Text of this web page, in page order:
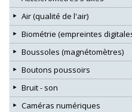
Air (qualité de l'air)
Biométrie (empreintes
Boussoles (magnétomètres)
Boutons poussoirs
Bruit - son
Caméras numériques